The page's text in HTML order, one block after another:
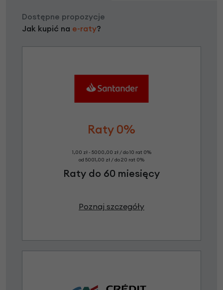
Dostępne propozycje
Jak kupić na e-raty?
Raty 0%
1,00 zł - 5000,00 zł / do 10 rat 0%
od 5001,00 zł / do 20 rat 0%
Raty do 60 miesięcy
Poznaj szczegóły